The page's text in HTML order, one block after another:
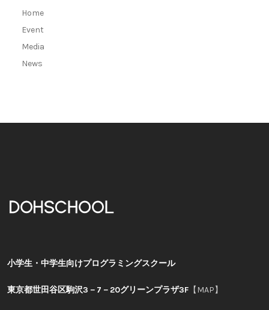
Home
Event
Media
News
小学生・中学生向けプログラミングスクール
東京都世田谷区駒沢3－7－20グリーンプラザ3F 【MAP】